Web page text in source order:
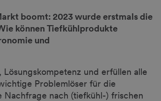
boomt: 2023 wurde erstmals die
können Tiefkühlprodukte
und
und erfüllen alle
Problemlöser für die
Nachfrage nach (tiefkühl-) frischen